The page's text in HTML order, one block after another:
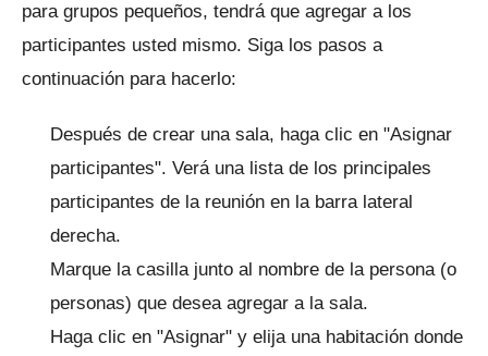
para grupos pequeños, tendrá que agregar a los
participantes usted mismo. Siga los pasos a
continuación para hacerlo:
Después de crear una sala, haga clic en "Asignar
participantes". Verá una lista de los principales
participantes de la reunión en la barra lateral
derecha.
Marque la casilla junto al nombre de la persona (o
personas) que desea agregar a la sala.
Haga clic en "Asignar" y elija una habitación donde